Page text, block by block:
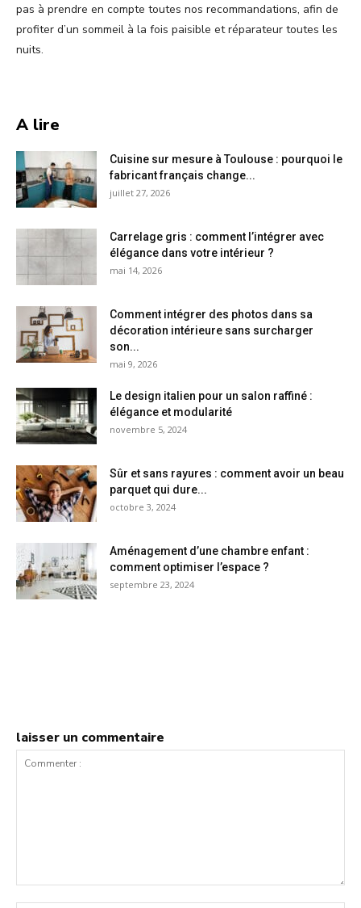
pas à prendre en compte toutes nos recommandations, afin de
profiter d’un sommeil à la fois paisible et réparateur toutes les
nuits.
A lire
Cuisine sur mesure à Toulouse : pourquoi le
fabricant français change...
juillet 27, 2026
Carrelage gris : comment l’intégrer avec
élégance dans votre intérieur ?
mai 14, 2026
Comment intégrer des photos dans sa
décoration intérieure sans surcharger
son...
mai 9, 2026
Le design italien pour un salon raffiné :
élégance et modularité
novembre 5, 2024
Sûr et sans rayures : comment avoir un beau
parquet qui dure...
octobre 3, 2024
Aménagement d’une chambre enfant :
comment optimiser l’espace ?
septembre 23, 2024
laisser un commentaire